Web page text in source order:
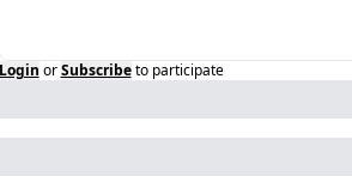
or Subscribe to participate